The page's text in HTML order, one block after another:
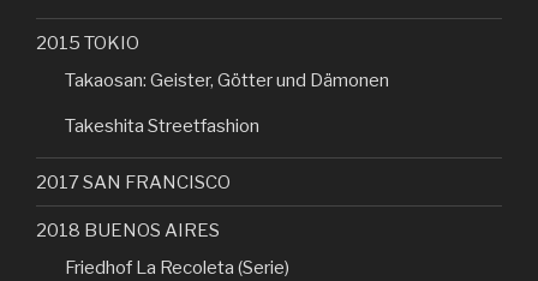
2015 TOKIO
Takaosan: Geister, Götter und Dämonen
Takeshita Streetfashion
2017 SAN FRANCISCO
2018 BUENOS AIRES
Friedhof La Recoleta (Serie)